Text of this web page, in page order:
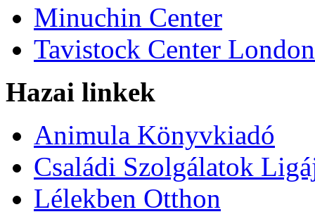
Minuchin Center
Tavistock Center London
Hazai linkek
Animula Könyvkiadó
Családi Szolgálatok
Lélekben Otthon